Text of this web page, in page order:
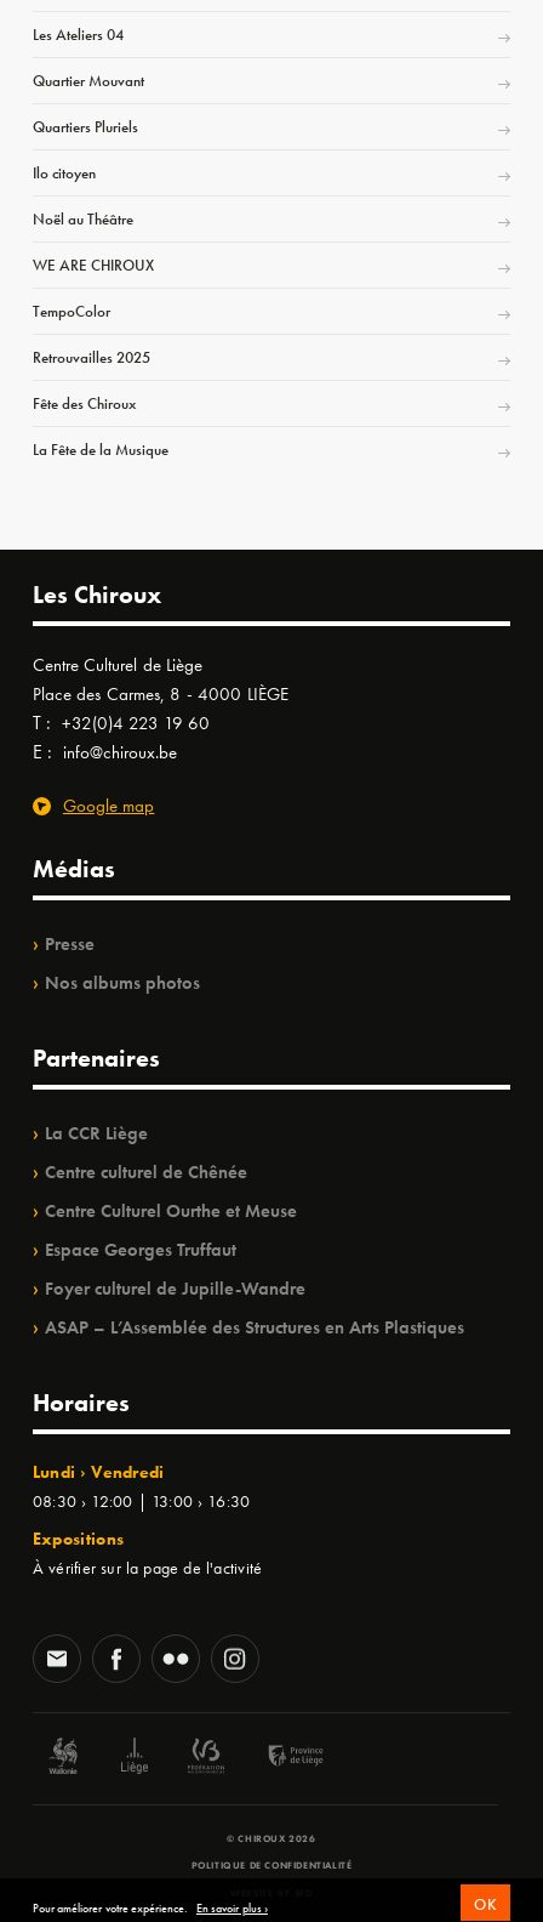
Les Ateliers 04
Quartier Mouvant
Quartiers Pluriels
Ilo citoyen
Noël au Théâtre
WE ARE CHIROUX
TempoColor
Retrouvailles 2025
Fête des Chiroux
La Fête de la Musique
Les Chiroux
Centre Culturel de Liège
Place des Carmes, 8 - 4000 LIÈGE
T : +32(0)4 223 19 60
E : info@chiroux.be
Google map
Médias
Presse
Nos albums photos
Partenaires
La CCR Liège
Centre culturel de Chênée
Centre Culturel Ourthe et Meuse
Espace Georges Truffaut
Foyer culturel de Jupille-Wandre
ASAP – L’Assemblée des Structures en Arts Plastiques
Horaires
Lundi › Vendredi
08:30 › 12:00 | 13:00 › 16:30
Expositions
À vérifier sur la page de l'activité
© CHIROUX 2026
POLITIQUE DE CONFIDENTIALITÉ
Pour améliorer votre expérience. En savoir plus › OK